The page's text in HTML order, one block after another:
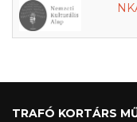
TRAFÓ KORTÁRS